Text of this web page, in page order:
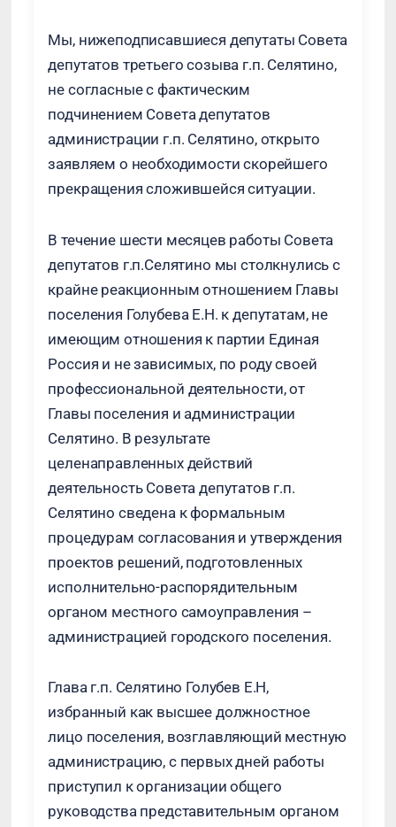
Мы, нижеподписавшиеся депутаты Совета
депутатов третьего созыва г.п. Селятино,
не согласные с фактическим
подчинением Совета депутатов
администрации г.п. Селятино, открыто
заявляем о необходимости скорейшего
прекращения сложившейся ситуации.
В течение шести месяцев работы Совета
депутатов г.п.Селятино мы столкнулись с
крайне реакционным отношением Главы
поселения Голубева Е.Н. к депутатам, не
имеющим отношения к партии Единая
Россия и не зависимых, по роду своей
профессиональной деятельности, от
Главы поселения и администрации
Селятино. В результате
целенаправленных действий
деятельность Совета депутатов г.п.
Селятино сведена к формальным
процедурам согласования и утверждения
проектов решений, подготовленных
исполнительно-распорядительным
органом местного самоуправления –
администрацией городского поселения.
Глава г.п. Селятино Голубев Е.Н,
избранный как высшее должностное
лицо поселения, возглавляющий местную
администрацию, с первых дней работы
приступил к организации общего
руководства представительным органом